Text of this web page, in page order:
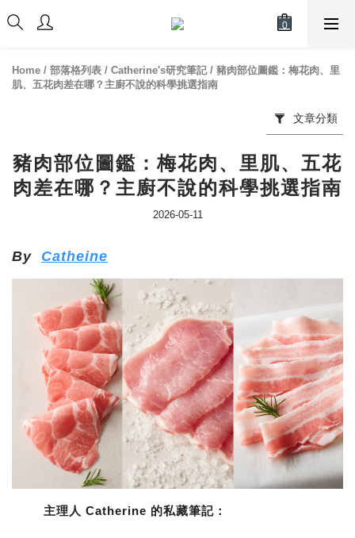
Home / 部落格列表 / Catherine's研究筆記/ 豬肉部位圖鑑：梅花肉、里
肌、五花肉差在哪？主廚不說的科學挑選指南
文章分類
豬肉部位圖鑑：梅花肉、里肌、五花
肉差在哪？主廚不說的科學挑選指南
2026-05-11
By Catheine
主理人 Catherine 的私藏筆記：